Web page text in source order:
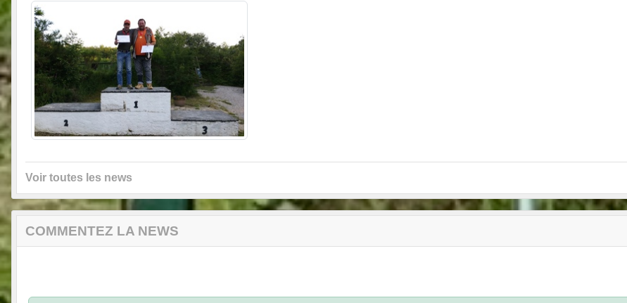
Voir toutes les news
COMMENTEZ LA NEWS